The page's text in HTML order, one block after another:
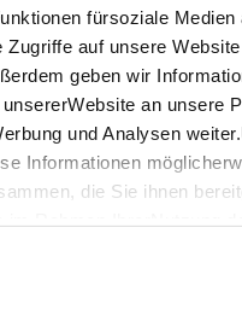
fürsoziale Medien
Zugriffe auf unsere Website
geben wir
an unsere
und Analysen
Informationen
die Sie ihnen
GMÜND
570 070
EVENTIM AG & Co. KGaA
Ihre Anreise